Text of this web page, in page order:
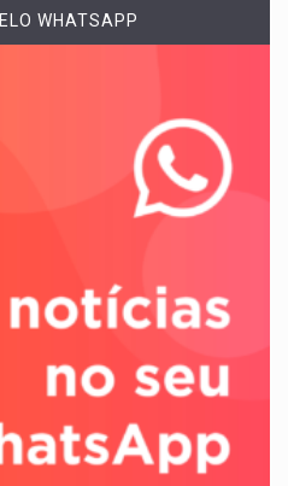
WHATSAPP